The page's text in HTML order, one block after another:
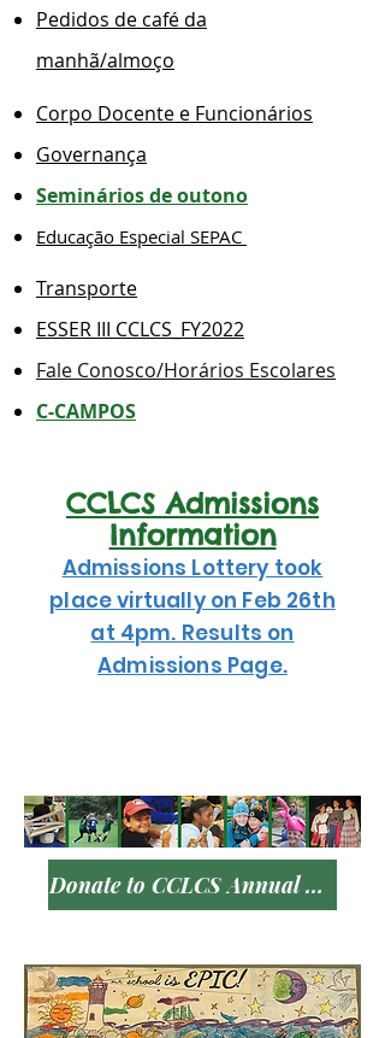
Pedidos de café da
manhã/almoço
Corpo Docente e Funcionários
Governança
Seminários de outono
Educação Especial SEPAC
Transporte
ESSER III CCLCS_FY2022
Fale Conosco/Horários Escolares
C-CAMPOS
CCLCS Admissions
Information
Admissions Lottery took
place virtually on Feb 26th
at 4pm. Results on
Admissions Page.
Donate to CCLCS Annual Fund!